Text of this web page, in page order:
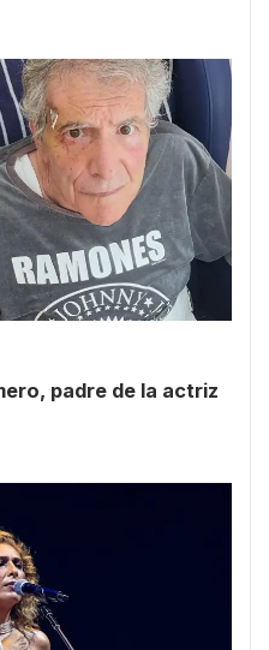
padre de la actriz